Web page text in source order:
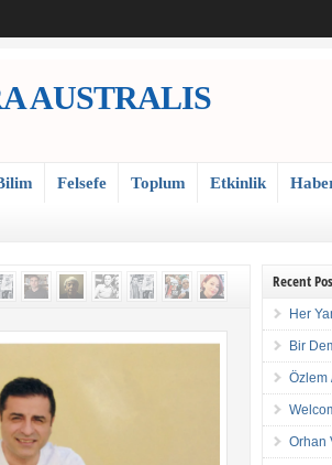
AUSTRALIS
Felsefe Toplum Etkinlik
Recent
Her
Bir
Özlem
Orhan